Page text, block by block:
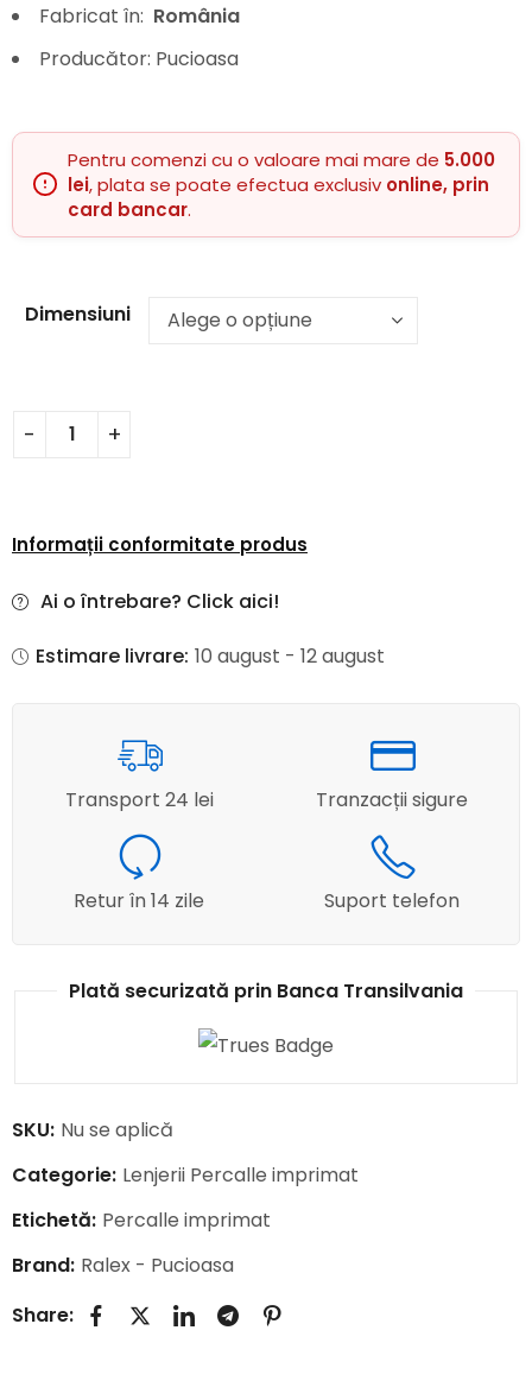
Fabricat în: România
Producător: Pucioasa
Pentru comenzi cu o valoare mai mare de 5.000
lei, plata se poate efectua exclusiv online, prin
card bancar.
Dimensiuni
Informații conformitate produs
Ai o întrebare? Click aici!
Estimare livrare: 10 august - 12 august
Transport 24 lei Tranzacții sigure
Retur în 14 zile Suport telefon
Plată securizată prin Banca Transilvania
SKU: Nu se aplică
Categorie: Lenjerii Percalle imprimat
Etichetă: Percalle imprimat
Brand: Ralex - Pucioasa
Share: